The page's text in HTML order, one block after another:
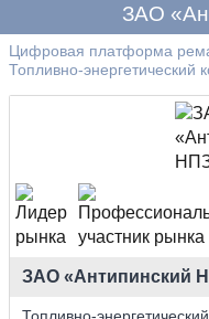
Видео
О нас
ЗАО
Цифровая платформа
Топливно-энергетический
ЗАО «Антипинский